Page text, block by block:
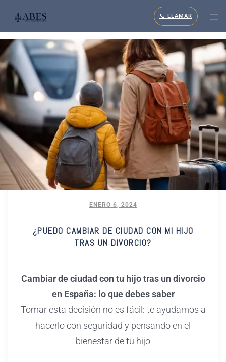
📞 LLAMAR
ENERO 6, 2024
¿PUEDO CAMBIAR DE CIUDAD CON MI HIJO
TRAS UN DIVORCIO?
Cambiar de ciudad con tu hijo tras un divorcio
en España: lo que debes saber
Tomar esta decisión no es fácil: te ayudamos a
hacerlo con seguridad y pensando en el
bienestar de tu hijo